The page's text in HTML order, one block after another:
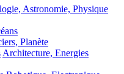
Astronomie, Physique
Planète
Architecture, Energies